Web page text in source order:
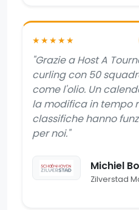
★★★★★
"Grazie a Host A
curling con 50
come l'olio. Un
la modifica in tempo
classifiche hanno
per noi."
Michiel
Zilverstad